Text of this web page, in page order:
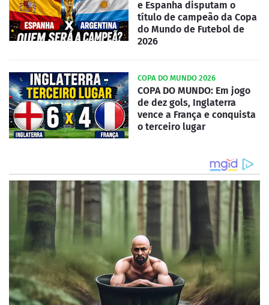
e Espanha disputam o
título de campeão da Copa
do Mundo de Futebol de
2026
COPA DO MUNDO 2026
COPA DO MUNDO: Em jogo
de dez gols, Inglaterra
vence a França e conquista
o terceiro lugar